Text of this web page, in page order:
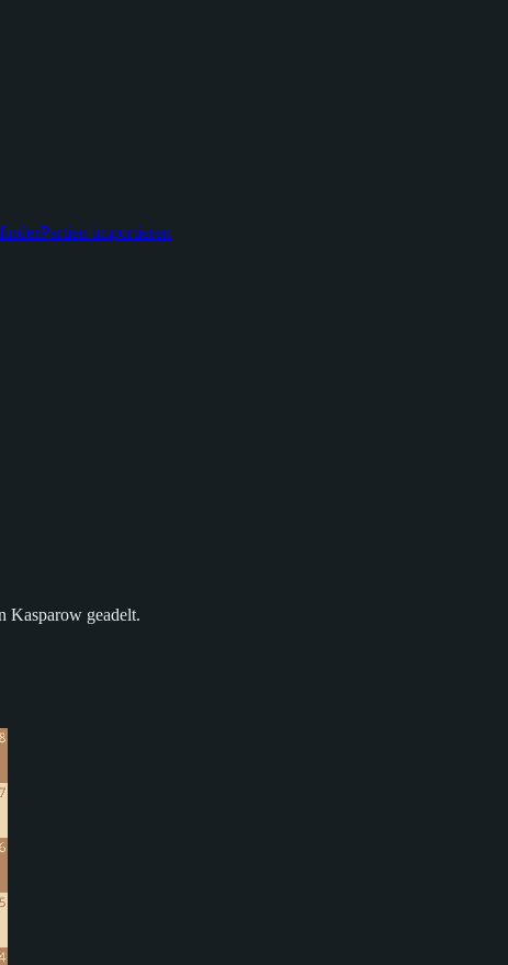
Partien importieren
Kasparow geadelt.